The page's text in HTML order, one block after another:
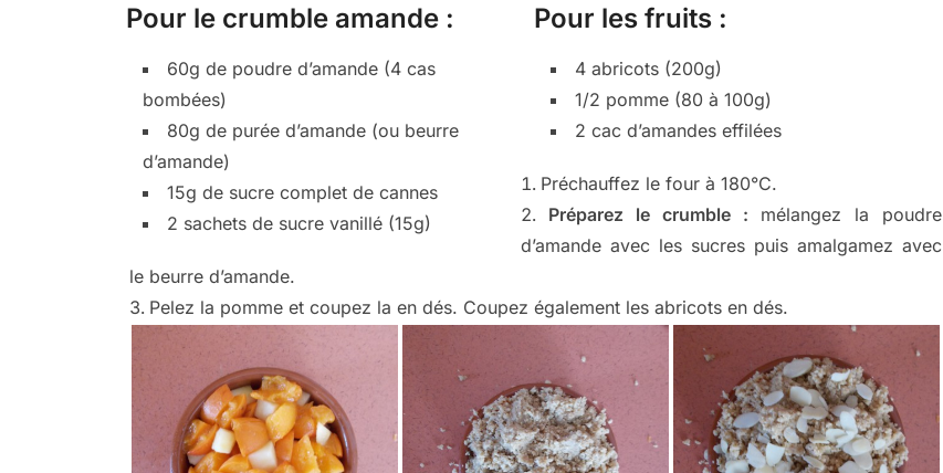
Pour le crumble amande :
60g de poudre d’amande (4 cas
bombées)
80g de purée d’amande (ou beurre
d’amande)
15g de sucre complet de cannes
2 sachets de sucre vanillé (15g)
Pour les fruits :
4 abricots (200g)
1/2 pomme (80 à 100g)
2 cac d’amandes effilées
Préchauffez le four à 180°C.
Préparez le crumble : mélangez la poudre
d’amande avec les sucres puis amalgamez avec
le beurre d’amande.
Pelez la pomme et coupez la en dés. Coupez également les abricots en dés.